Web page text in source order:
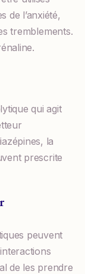
de l’anxiété,
tremblements.
qui agit
la
prescrite
peuvent
de les prendre